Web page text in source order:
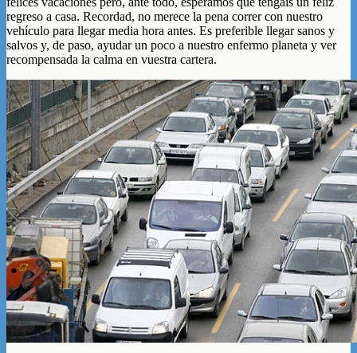
regreso a casa. Recordad, no merece la pena correr con nuestro
vehículo para llegar media hora antes. Es preferible llegar sanos y
salvos y, de paso, ayudar un poco a nuestro enfermo planeta y ver
recompensada la calma en vuestra cartera.